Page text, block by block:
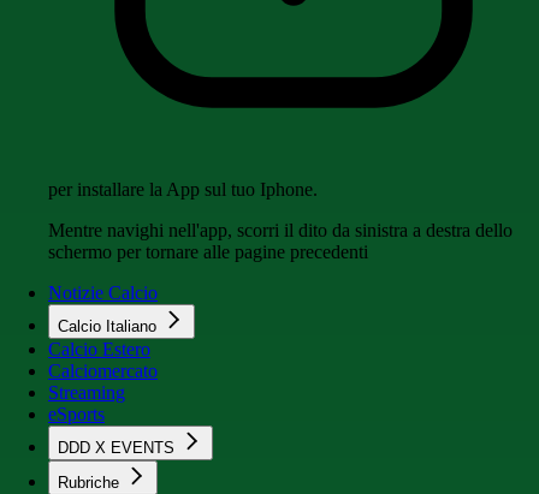
per installare la App sul tuo Iphone.
Mentre navighi nell'app, scorri il dito da sinistra a destra dello
schermo per tornare alle pagine precedenti
Notizie Calcio
Calcio Italiano
Calcio Estero
Calciomercato
Streaming
eSports
DDD X EVENTS
Rubriche